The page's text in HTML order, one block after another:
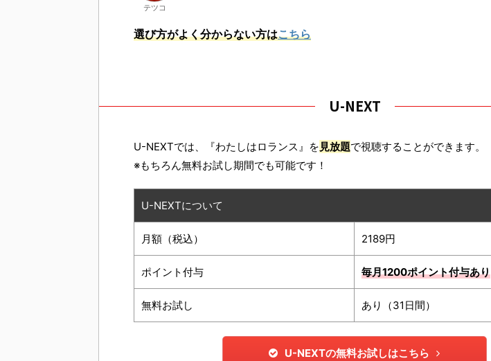
テツコ
選び方がよく分からない方はこちら
U-NEXT
U-NEXTでは、『わたしはロランス』を見放題で視聴することができます。
※もちろん無料お試し期間でも可能です！
U-NEXTについて
月額（税込） 2189円
ポイント付与 毎月1200ポイント付与あり
無料お試し あり（31日間）
U-NEXTの無料お試しはこちら